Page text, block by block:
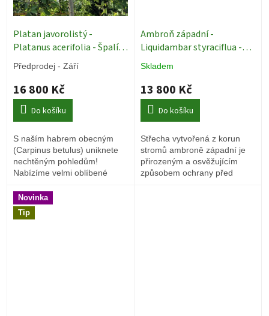
Platan javorolistý -
Platanus acerifolia - Špalír
ok 20/25 Exkluziv
Předprodej - Září
16 800 Kč
Do košíku
S naším habrem obecným
(Carpinus betulus) uniknete
nechtěným pohledům!
Nabízíme velmi oblíbené
Ambroň západní -
Liquidambar styraciflua -
Střecha ok 14/16
Skladem
13 800 Kč
Do košíku
Střecha vytvořená z korun
stromů ambroně západní je
přirozeným a osvěžujícím
způsobem ochrany před
Novinka
Tip